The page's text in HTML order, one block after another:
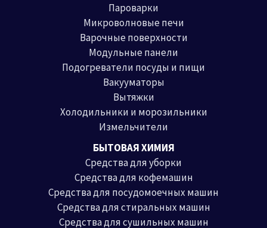
Пароварки
Микроволновые печи
Варочные поверхности
Модульные панели
Подогреватели посуды и пищи
Вакууматоры
Вытяжки
Холодильники и морозильники
Измельчители
БЫТОВАЯ ХИМИЯ
Средства для уборки
Средства для кофемашин
Средства для посудомоечных машин
Средства для стиральных машин
Средства для сушильных машин